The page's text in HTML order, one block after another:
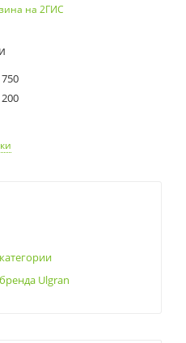
на 2ГИС
750
200
Ulgran